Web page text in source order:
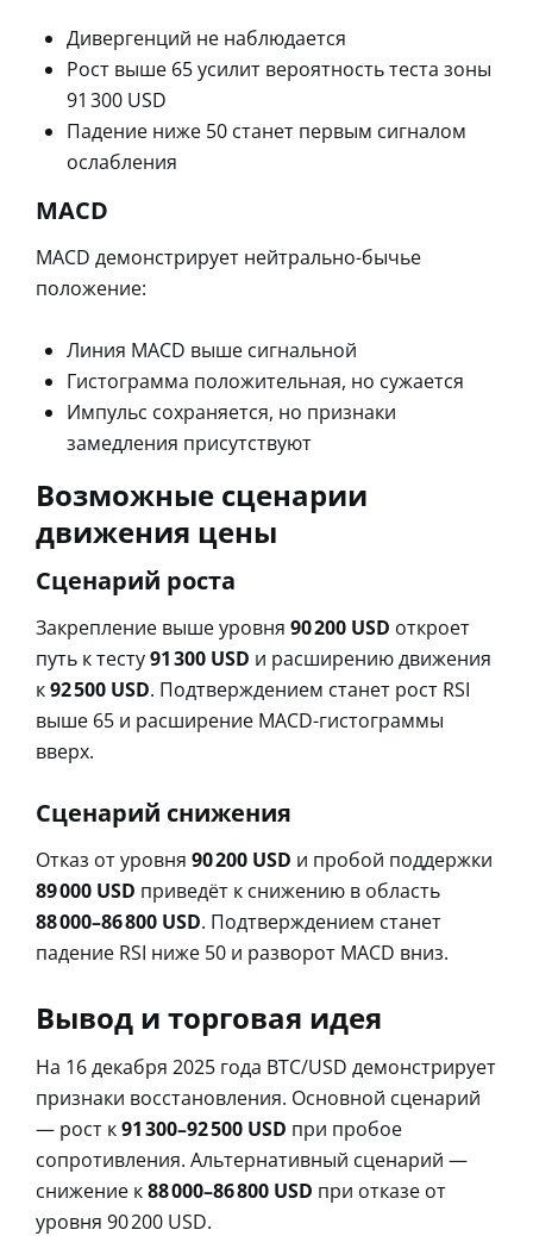
Дивергенций не наблюдается
Рост выше 65 усилит вероятность теста зоны
91 300 USD
Падение ниже 50 станет первым сигналом
ослабления
MACD
MACD демонстрирует нейтрально-бычье
положение:
Линия MACD выше сигнальной
Гистограмма положительная, но сужается
Импульс сохраняется, но признаки
замедления присутствуют
Возможные сценарии
движения цены
Сценарий роста
Закрепление выше уровня 90 200 USD откроет
путь к тесту91 300 USD и расширению движения
к92 500 USD. Подтверждением станет рост RSI
выше 65 и расширение MACD-гистограммы
вверх.
Сценарий снижения
Отказ от уровня 90 200 USD и пробой поддержки
89 000 USD приведёт к снижению в область
88 000–86 800 USD. Подтверждением станет
падение RSI ниже 50 и разворот MACD вниз.
Вывод и торговая идея
На 16 декабря 2025 года BTC/USD демонстрирует
признаки восстановления. Основной сценарий
— рост к91 300–92 500 USD при пробое
сопротивления. Альтернативный сценарий —
снижение к88 000–86 800 USD при отказе от
уровня 90 200 USD.